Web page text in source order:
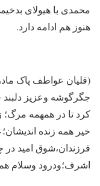
محمدی با هیولای
هنوز هم ادامه دارد.
(قلیان عواطف پاک
جگرگوشه وعزیز
کرد تا در همهمه مرگ؛
خیر همه زنده
فرزندان،شوق امید در
اشرف؛ودرود وسلام